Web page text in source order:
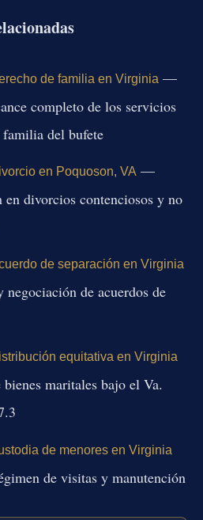
de familia en Virginia—
completo de los servicios
familia del bufete
en Poquoson, VA—
en divorcios contenciosos y no
de separación en Virginia
de acuerdos de
equitativa en Virginia
maritales bajo el Va.
de menores en Virginia
de visitas y manutención